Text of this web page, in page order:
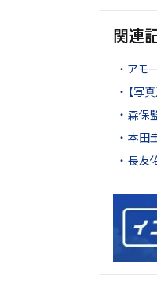
関連
アモ
【写
森保
本田
長友